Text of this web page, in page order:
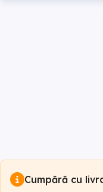
Cumpără cu